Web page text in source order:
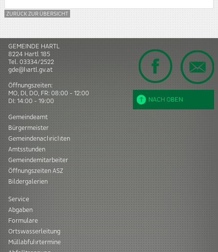
ZURÜCK ZUR ÜBERSICHT
NACH OBEN
GEMEINDE HARTL
8224 Hartl185
Tel. 03334/2522
gde@hartl.gv.at
Öffnungszeiten:
MO, DI, DO, FR: 08:00 - 12:00
DI: 14:00 - 19:00
Gemeindeamt
Bürgermeister
Gemeindenachrichten
Amtsstunden
Gemeindemitarbeiter
Öffnungszeiten ASZ
Bildergalerien
Service
Abgaben
Formulare
Ortswasserleitung
Müllabfuhrtermine